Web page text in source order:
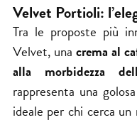
Velvet Portioli:
Tra le proposte più
Velvet, una crema al
alla morbidezza
rappresenta una
ideale per chi cerca